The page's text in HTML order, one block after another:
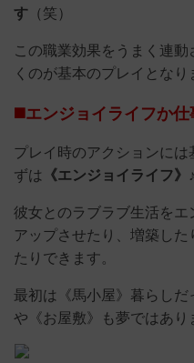
す （笑）
この職業効果をうまく連
くのが基本のプレイとなり
◼️エンジョイライフか仕
プレイ時のアクションには
ずは
《エンジョイライフ》 ♪
彼女とのラブラブ生活を
アップさせたり、増築し
たりできます。
最初は《馬小屋》暮らしだ
や《お屋敷》も夢ではあり